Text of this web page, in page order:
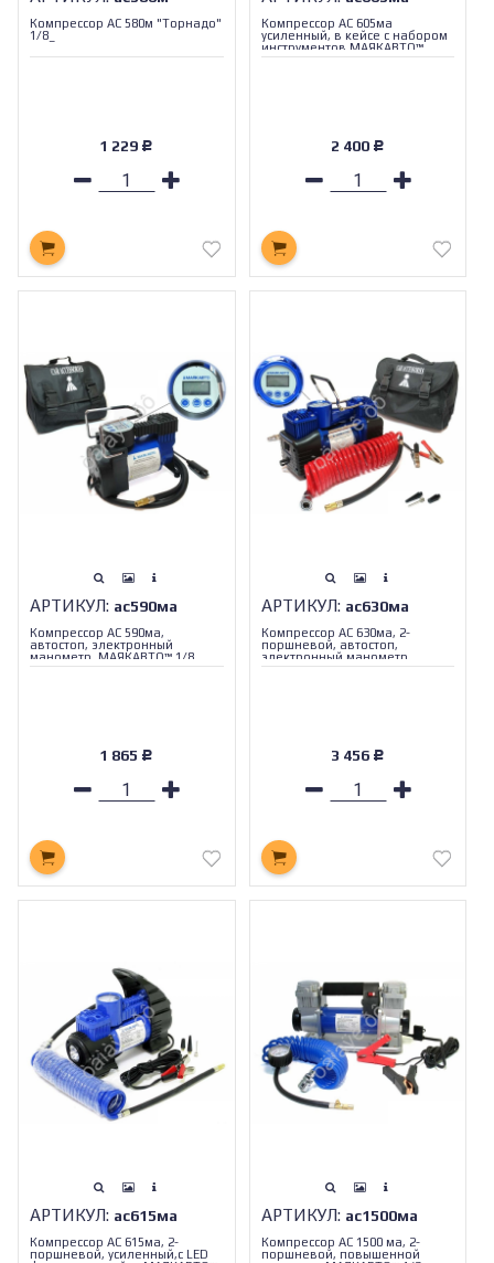
Компрессор АС 580м "Торнадо"
1/8_
1 229 Р
Компрессор АС 605ма
усиленный, в кейсе с набором
инструментов МАЯКАВТО™
/1/4_
2 400 Р
АРТИКУЛ: ас590ма
Компрессор АС 590ма,
автостоп, электронный
манометр, МАЯКАВТО™ 1/8_
1 865 Р
АРТИКУЛ: ас630ма
Компрессор АС 630ма, 2-
поршневой, автостоп,
электронный манометр,
МАЯКАВТО™ 1/6_
3 456 Р
АРТИКУЛ: ас615ма
Компрессор АС 615ма, 2-
поршневой, усиленный,с LED
АРТИКУЛ: ас1500ма
Компрессор АС 1500 ма, 2-
поршневой, повышенной